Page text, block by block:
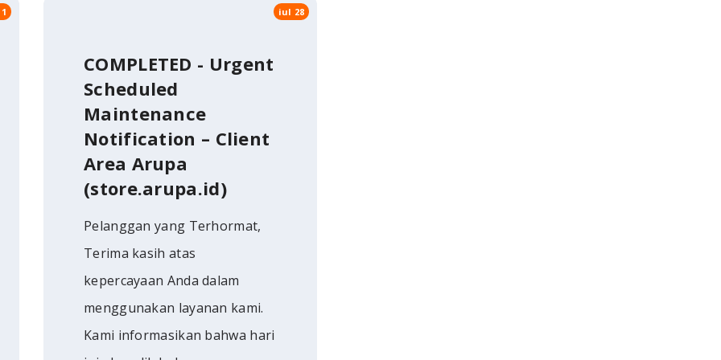
COMPLETED - Urgent
Scheduled
Maintenance
Notification – Client
Area Arupa
(store.arupa.id)
Pelanggan yang Terhormat,
Terima kasih atas
kepercayaan Anda dalam
menggunakan layanan kami.
Kami informasikan bahwa hari
iul 28